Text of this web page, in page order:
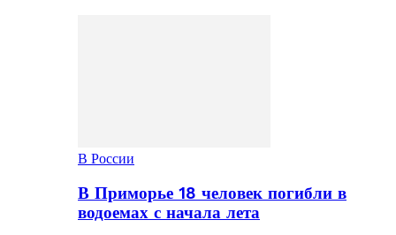
В России
В Приморье 18 человек погибли в
водоемах с начала лета